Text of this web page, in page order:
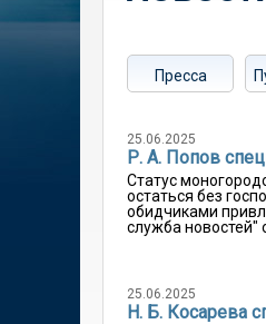
Пресса
25.06.2025
Р. А. Попов
Статус
остаться без
обидчиками
служба новостей"
25.06.2025
Н. Б. Косарева